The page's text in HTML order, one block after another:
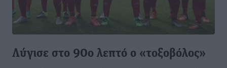
Λύγισε στο 90ο λεπτό ο «τοξοβόλος»